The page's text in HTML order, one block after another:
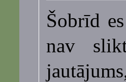
Šobrīd
nav